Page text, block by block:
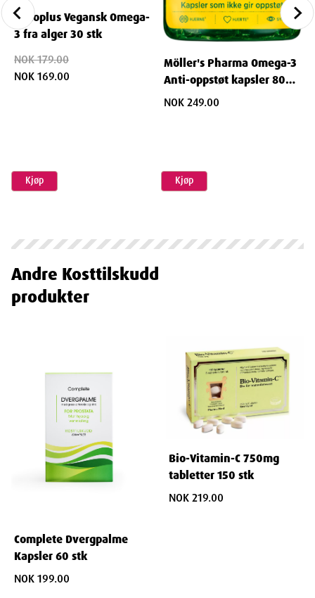
Nycoplus Vegansk Omega-
3 fra alger 30 stk
NOK 179.00
NOK 169.00
Kjøp
Möller's Pharma Omega-3
Anti-oppstøt kapsler 80
stk.
NOK 249.00
Kjøp
Andre Kosttilskudd
produkter
Complete Dvergpalme
Kapsler 60 stk
NOK 199.00
Bio-Vitamin-C 750mg
tabletter 150 stk
NOK 219.00